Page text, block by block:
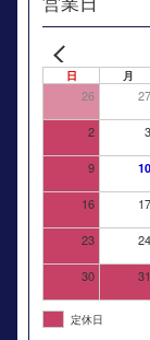
日 月
26 27
2 3
9 10
16 17
23 24
30 31
定休日